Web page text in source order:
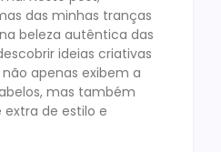
das minhas tranças
beleza autêntica das
ideias criativas
apenas exibem a
mas também
de estilo e